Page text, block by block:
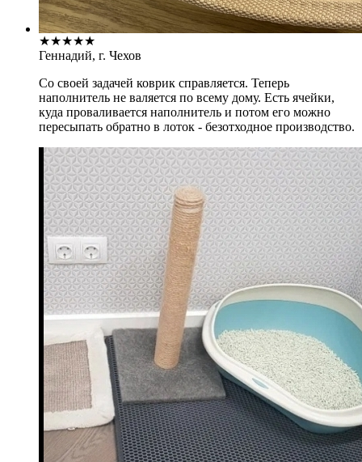
★★★★★
Геннадий, г. Чехов
Со своей задачей коврик справляется. Теперь
наполнитель не валяется по всему дому. Есть ячейки,
куда проваливается наполнитель и потом его можно
пересыпать обратно в лоток - безотходное производство.